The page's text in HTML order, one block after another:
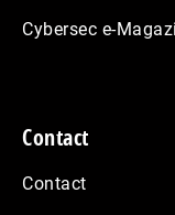
Cybersec e-
Contact
Contact